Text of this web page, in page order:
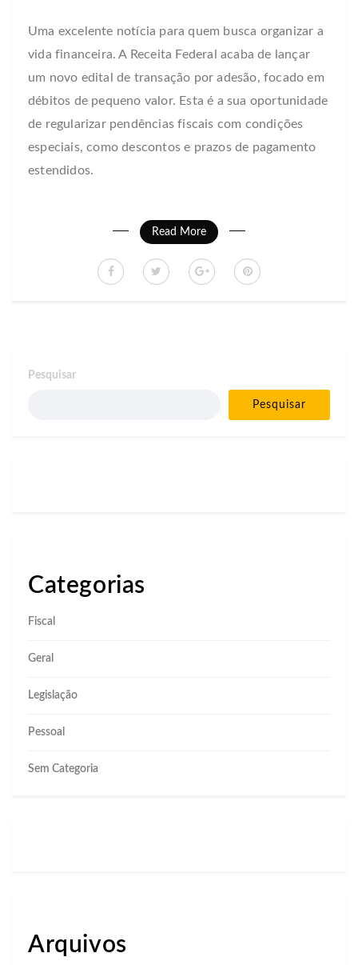
Uma excelente notícia para quem busca organizar a
vida financeira. A Receita Federal acaba de lançar
um novo edital de transação por adesão, focado em
débitos de pequeno valor. Esta é a sua oportunidade
de regularizar pendências fiscais com condições
especiais, como descontos e prazos de pagamento
estendidos.
Read More
Pesquisar
Pesquisar
Categorias
Fiscal
Geral
Legislação
Pessoal
Sem Categoria
Arquivos